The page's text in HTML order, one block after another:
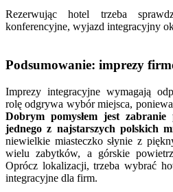
Rezerwując hotel trzeba
konferencyjne, wyjazd integracyjny
Podsumowanie: imprezy
Imprezy integracyjne wymagają
rolę odgrywa wybór miejsca,
Dobrym pomysłem jest
jednego z najstarszych polskich
niewielkie miasteczko słynie z
wielu zabytków, a górskie
Oprócz lokalizacji, trzeba wybrać
integracyjne dla firm.